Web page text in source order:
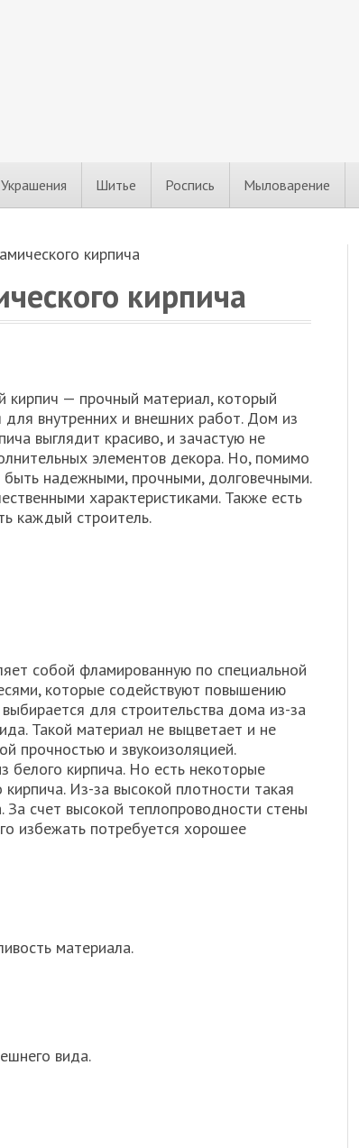
Украшения Шитье Роспись Мыловарение
кирпича
кирпича
кирпич — прочный материал, который
для внутренних и внешних работ. Дом из
выглядит красиво, и зачастую не
элементов декора. Но, помимо
надежными, прочными, долговечными.
характеристиками. Также есть
каждый строитель.
собой фламированную по специальной
которые содействуют повышению
для строительства дома из-за
Такой материал не выцветает и не
прочностью и звукоизоляцией.
белого кирпича. Но есть некоторые
Из-за высокой плотности такая
счет высокой теплопроводности стены
избежать потребуется хорошее
материала.
вида.